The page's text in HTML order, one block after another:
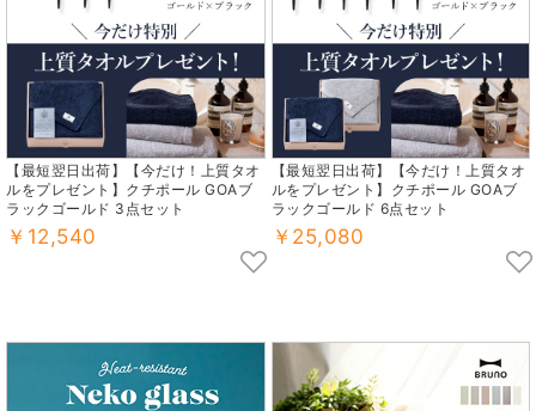
【最短翌日出荷】【今だけ！上質タオ
ルをプレゼント】クチポール GOAブ
ラックゴールド 3点セット
￥12,540
【最短翌日出荷】【今だけ！上質タオ
ルをプレゼント】クチポール GOAブ
ラックゴールド 6点セット
￥25,080